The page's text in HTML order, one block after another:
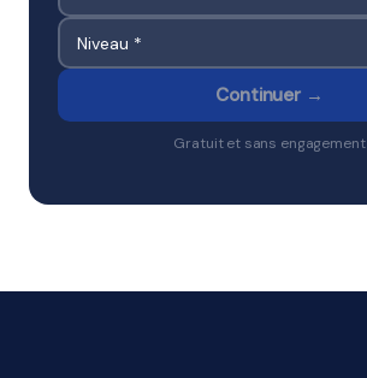
Continuer →
Gratuit et sans engagement